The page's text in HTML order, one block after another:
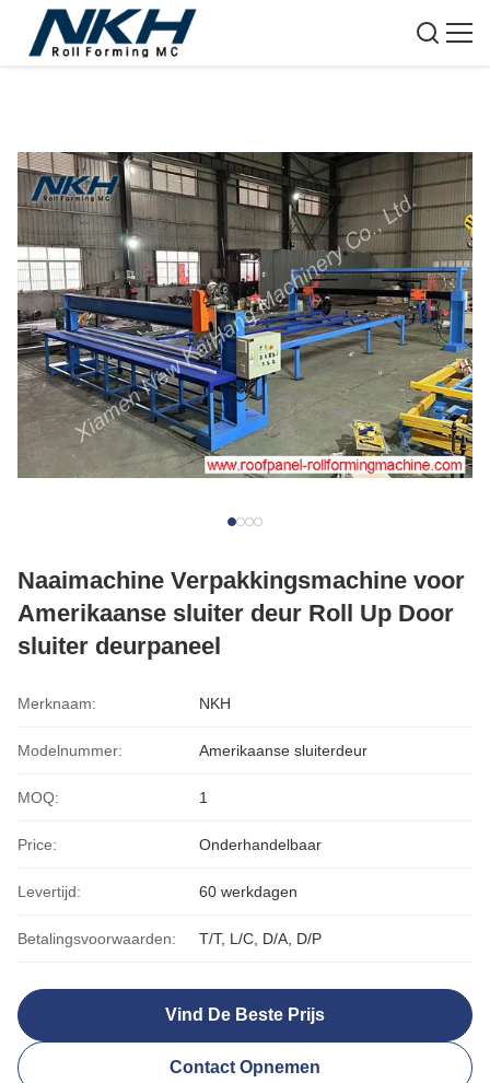
Naaimachine Verpakkingsmachine voor
Amerikaanse sluiter deur Roll Up Door
sluiter deurpaneel
Merknaam: NKH
Modelnummer: Amerikaanse sluiterdeur
MOQ: 1
Price: Onderhandelbaar
Levertijd: 60 werkdagen
Betalingsvoorwaarden: T/T, L/C, D/A, D/P
Vind De Beste Prijs
Contact Opnemen